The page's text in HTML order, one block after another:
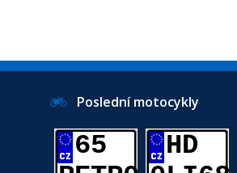
Poslední motocykly
65
HD